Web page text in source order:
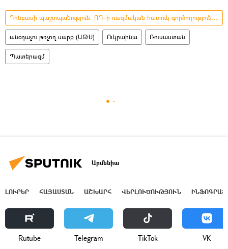
Դոնբասի պաշտպանություն. ՌԴ–ի ռազմական հատուկ գործողությունը Ուկրաինայում
անօդաչու թռչող սարք (ԱԹՍ) Ուկրաինա Ռուսաստան
Պատերազմ
Արմենիա
ԼՈՒՐԵՐ ՀԱՅԱՍՏԱՆ ԱՇԽԱՐՀ ՎԵՐԼՈՒԾՈՒԹՅՈՒՆ
Rutube Telegram ТikТоk VK